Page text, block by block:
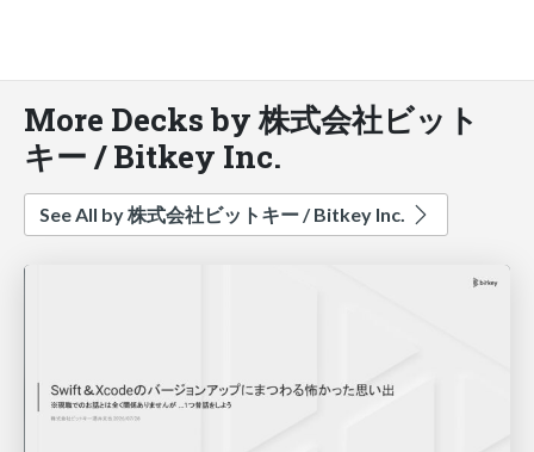
More Decks by 株式会社ビット
キー / Bitkey Inc.
See All by 株式会社ビットキー / Bitkey Inc.